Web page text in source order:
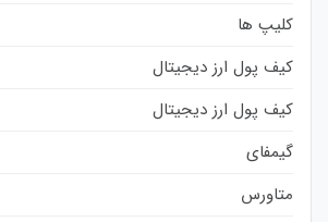
کلیپ ها
کیف پول ارز دیجیتال
کیف پول ارز دیجیتال
گیمفای
متاورس